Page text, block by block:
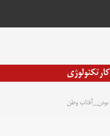
تکنولوژی
وطن